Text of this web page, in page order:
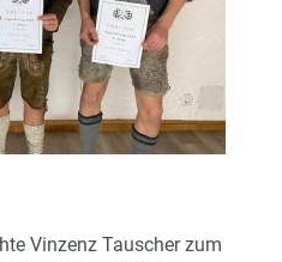
Vinzenz Tauscher zum